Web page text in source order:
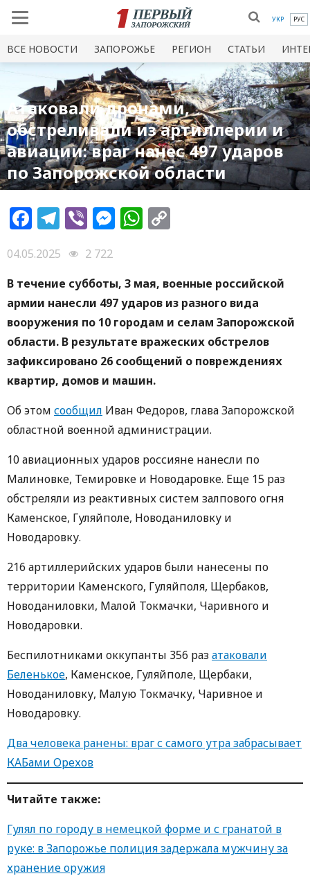
УКР РУС
ВСЕ НОВОСТИ ЗАПОРОЖЬЕ РЕГИОН СТАТЬИ
Атаковали дронами,
обстреливали из артиллерии и
авиации: враг нанес 497 ударов
по Запорожской области
Facebook
Telegram
ViberMessenger
WhatsApp
04.05.2025
2 722
В течение субботы, 3 мая, военные российской
армии нанесли 497 ударов из разного вида
вооружения по 10 городам и селам Запорожской
области. В результате вражеских обстрелов
зафиксировано 26 сообщений о повреждениях
квартир, домов и машин.
Об этом сообщил Иван Федоров, глава Запорожской
областной военной администрации.
10 авиационных ударов россияне нанесли по
Малиновке, Темировке и Новодаровке. Еще 15 раз
обстреляли из реактивных систем залпового огня
Каменское, Гуляйполе, Новоданиловку и
Новодаровку.
216 артиллерийских ударов были нанесены по
территории Каменского, Гуляйполя, Щербаков,
Новоданиловки, Малой Токмачки, Чаривного и
Новодаровки.
Беспилотниками оккупанты 356 разатаковали
Беленькое, Каменское, Гуляйполе, Щербаки,
Новоданиловку, Малую Токмачку, Чаривное и
Новодаровку.
Два человека ранены: враг с самого утра забрасывает
КАБами Орехов
Читайте также:
Гулял по городу в немецкой форме и с гранатой в
руке: в Запорожье полиция задержала мужчину за
хранение оружия